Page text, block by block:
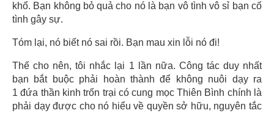
khổ. Bạn không bỏ quả cho nó là bạn vô tình vô sỉ bạn cố
tình gây sự.
Tóm lại, nó biết nó sai rồi. Bạn mau xin lỗi nó đi!
Thế cho nên, tôi nhắc lại 1 lần nữa. Công tác duy nhất
bạn bắt buộc phải hoàn thành để không nuôi dạy ra
1 đứa thần kinh trốn trại có cung mọc Thiên Bình chính là
phải dạy được cho nó hiểu về quyền sở hữu, nguyên tắc